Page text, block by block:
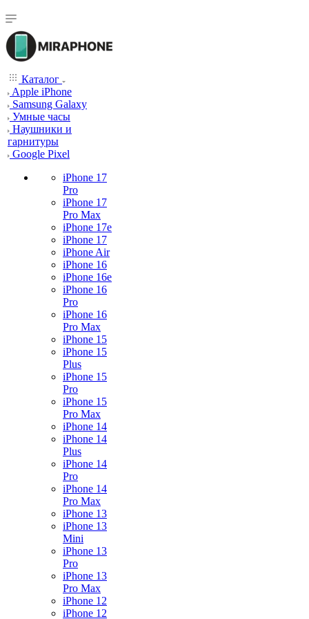
Каталог
Apple iPhone
Samsung Galaxy
Умные часы
Наушники и
гарнитуры
Google Pixel
iPhone 17
Pro
iPhone 17
Pro Max
iPhone 17e
iPhone 17
iPhone Air
iPhone 16
iPhone 16e
iPhone 16
Pro
iPhone 16
Pro Max
iPhone 15
iPhone 15
Plus
iPhone 15
Pro
iPhone 15
Pro Max
iPhone 14
iPhone 14
Plus
iPhone 14
Pro
iPhone 14
Pro Max
iPhone 13
iPhone 13
Mini
iPhone 13
Pro
iPhone 13
Pro Max
iPhone 12
iPhone 12